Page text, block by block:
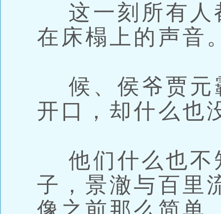
这一刻所有人
在床榻上的声音
候、侯爷贾元
开口，却什么也
他们什么也不
子，景澈与百里